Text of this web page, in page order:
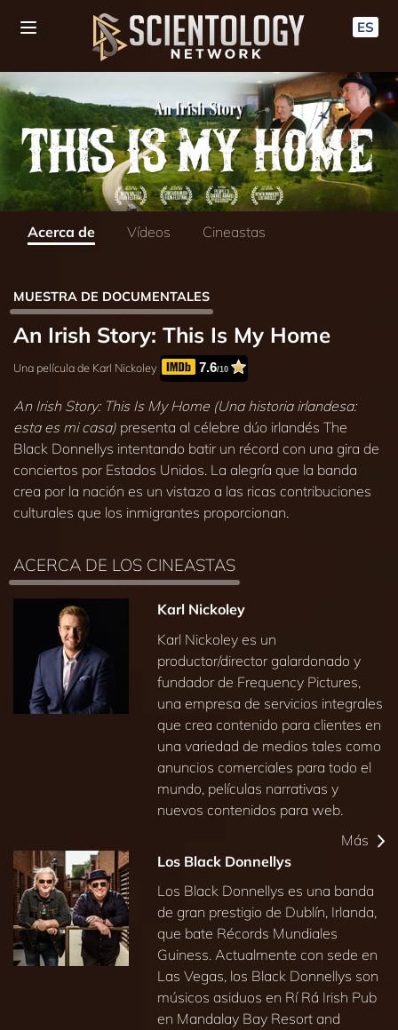
ES
Acerca de Vídeos Cineastas
MUESTRA DE DOCUMENTALES
An Irish Story: This Is My Home
Una película de Karl Nickoley 7.6/10
An Irish Story: This Is My Home (Una historia irlandesa:
esta es mi casa) presenta al célebre dúo irlandés The
Black Donnellys intentando batir un récord con una gira de
conciertos por Estados Unidos. La alegría que la banda
crea por la nación es un vistazo a las ricas contribuciones
culturales que los inmigrantes proporcionan.
ACERCA DE LOS CINEASTAS
Karl Nickoley
Karl Nickoley es un
productor/director galardonado y
fundador de Frequency Pictures,
una empresa de servicios integrales
que crea contenido para clientes en
una variedad de medios tales como
anuncios comerciales para todo el
mundo, películas narrativas y
nuevos contenidos para web.
Más
Los Black Donnellys
Los Black Donnellys es una banda
de gran prestigio de Dublín, Irlanda,
que bate Récords Mundiales
Guiness. Actualmente con sede en
Las Vegas, los Black Donnellys son
músicos asiduos en Rí Rá Irish Pub
en Mandalay Bay Resort and